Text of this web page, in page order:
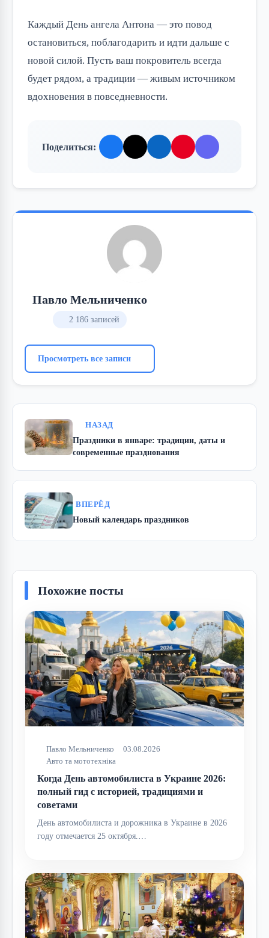
Каждый День ангела Антона — это повод
остановиться, поблагодарить и идти дальше с
новой силой. Пусть ваш покровитель всегда
будет рядом, а традиции — живым источником
вдохновения в повседневности.
Поделиться:
Павло Мельниченко
2 186 записей
Просмотреть все записи
НАЗАД
Праздники в январе: традиции, даты и
современные празднования
ВПЕРЁД
Новый календарь праздников
Похожие посты
Павло Мельниченко
03.08.2026
Авто та мототехніка
Когда День автомобилиста в Украине 2026:
полный гид с историей, традициями и
советами
День автомобилиста и дорожника в Украине в 2026
году отмечается 25 октября.…